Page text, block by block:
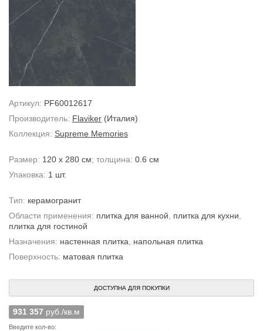
Артикул: PF60012617
Производитель: Flaviker (Италия)
Коллекция: Supreme Memories
Размер: 120 x 280 см; толщина: 0.6 см
Упаковка: 1 шт.
Тип: керамогранит
Области применения: плитка для ванной плитка для кухни
плитка для гостиной
Назначения: настенная плитка
напольная плитка
Поверхность: матовая плитка
ДОСТУПНА ДЛЯ ПОКУПКИ
931 357 руб./кв.м
Введите кол-во: